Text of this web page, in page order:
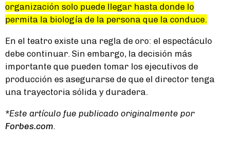
organización solo puede llegar hasta donde lo
permita la biología de la persona que la conduce.
En el teatro existe una regla de oro: el espectáculo
debe continuar. Sin embargo, la decisión más
importante que pueden tomar los ejecutivos de
producción es asegurarse de que el director tenga
una trayectoria sólida y duradera.
*Este artículo fue publicado originalmente por
Forbes.com.